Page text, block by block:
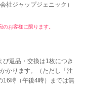
社ジャップジェニック）
お客様に限ります。
び返品・交換は1枚につき
かります。（ただし「注
16時（午後4時）までは無